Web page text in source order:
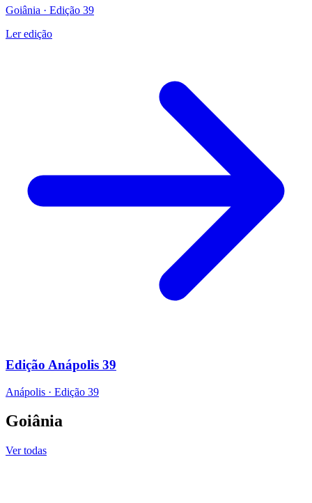
Goiânia · Edição 39
Ler edição
Edição Anápolis 39
Anápolis · Edição 39
Goiânia
Ver todas